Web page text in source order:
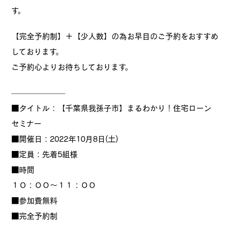
す。
【完全予約制】＋【少人数】の為お早目のご予約をおすすめ
しております。
ご予約心よりお待ちしております。
———————
■タイトル：【千葉県我孫子市】まるわかり！住宅ローン
セミナー
■開催日：2022年10月8日(土)
■定員：先着5組様
■時間
１０：００～１１：００
■参加費無料
■完全予約制